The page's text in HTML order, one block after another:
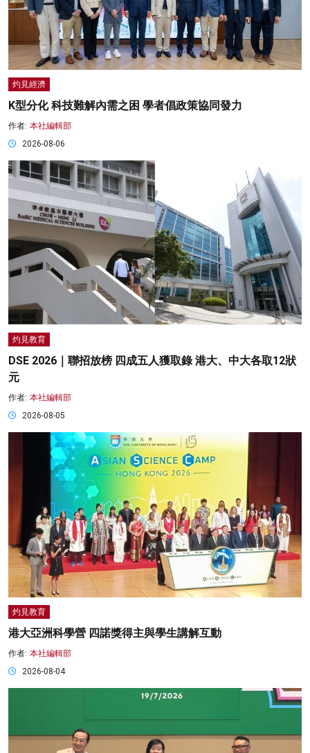
灼見經濟
K型分化 科技難解內需之困 學者倡政策協同發力
作者: 本社編輯部
2026-08-06
灼見教育
DSE 2026｜聯招放榜 四成五人獲取錄 港大、中大各取12狀
元
作者: 本社編輯部
2026-08-05
灼見教育
港大亞洲科學營 四諾獎得主與學生講解互動
作者: 本社編輯部
2026-08-04